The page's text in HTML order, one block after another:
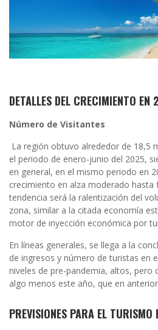
DETALLES DEL CRECIMIENTO EN
Número de Visitantes
La región obtuvo alrededor de 18,5
el periodo de enero-junio del 2025,
en general, en el mismo periodo en
crecimiento en alza moderado hasta
tendencia será la ralentización del
zona, similar a la citada economía
motor de inyección económica por
En líneas generales, se llega a la
de ingresos y número de turistas en
niveles de pre-pandemia, altos, pero
algo menos este año, que en
PREVISIONES PARA EL